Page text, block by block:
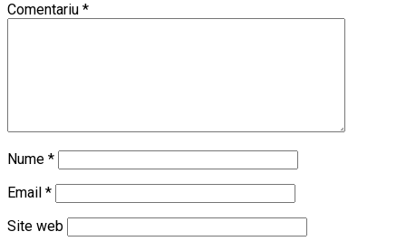
Comentariu *
Nume *
Email *
Site web